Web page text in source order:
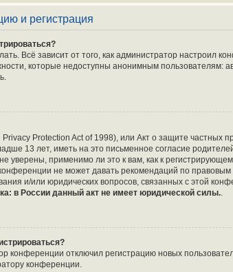
и регистрация
Всё зависит от того, как администратор
которые недоступны анонимным пользователям:
Privacy Protection Act of 1998), или Акт о защите
13 лет, иметь на это письменное согласие
уверены, применимо ли это к вам, как к
не может давать рекомендаций по
и/или юридических вопросов, связанных с этой
в России данный акт не имеет юридической силы..
конференции отключил регистрацию новых
конференции.